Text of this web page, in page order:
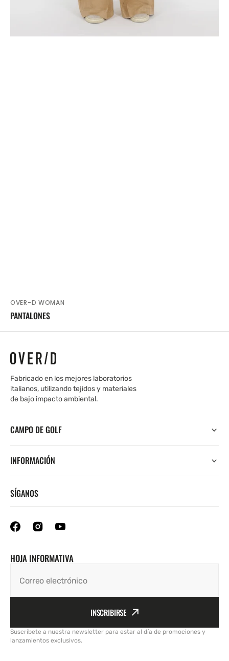
Proveedor:
OVER-D WOMAN
PANTALONES
Fabricado en los mejores laboratorios
italianos, utilizando tejidos y materiales
de bajo impacto ambiental.
CAMPO DE GOLF
INFORMACIÓN
SÍGANOS
HOJA INFORMATIVA
Correo electrónico
INSCRIBIRSE
Suscríbete a nuestra newsletter para estar al día de promociones y
lanzamientos exclusivos.